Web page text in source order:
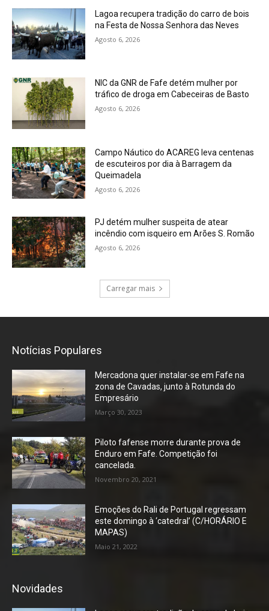
Lagoa recupera tradição do carro de bois
na Festa de Nossa Senhora das Neves
Agosto 6, 2026
NIC da GNR de Fafe detém mulher por
tráfico de droga em Cabeceiras de Basto
Agosto 6, 2026
Campo Náutico do ACAREG leva centenas
de escuteiros por dia à Barragem da
Queimadela
Agosto 6, 2026
PJ detém mulher suspeita de atear
incêndio com isqueiro em Arões S. Romão
Agosto 6, 2026
Carregar mais
Notícias Populares
Mercadona quer instalar-se em Fafe na
zona de Cavadas, junto à Rotunda do
Empresário
Março 30, 2023
Piloto fafense morre durante prova de
Enduro em Fafe. Competição foi
cancelada.
Novembro 20, 2021
Emoções do Rali de Portugal regressam
este domingo à ‘catedral’ (C/HORÁRIO E
MAPAS)
Maio 21, 2022
Novidades